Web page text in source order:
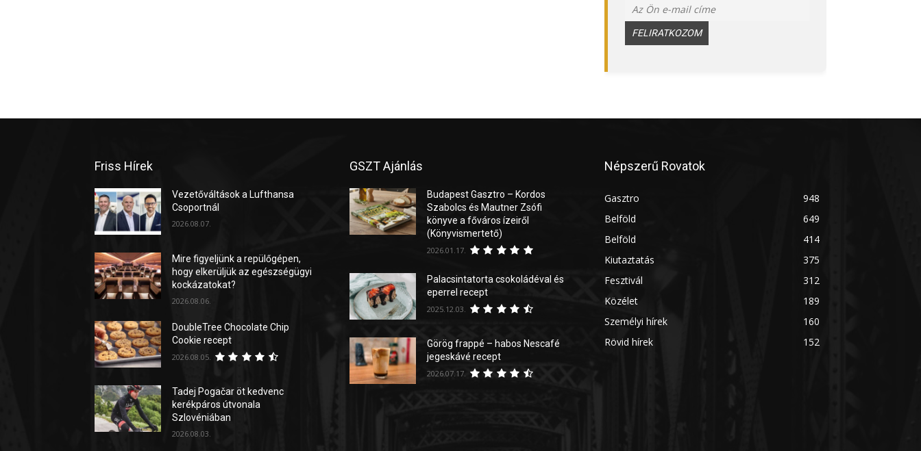
Friss Hírek
Vezetőváltások a Lufthansa
Csoportnál
2026.08.07.
Mire figyeljünk a repülőgépen,
hogy elkerüljük az egészségügyi
kockázatokat?
2026.08.06.
DoubleTree Chocolate Chip
Cookie recept
2026.08.05.
Tadej Pogačar öt kedvenc
kerékpáros útvonala
Szlovéniában
2026.08.03.
GSZT Ajánlás
Budapest Gasztro – Kordos
Szabolcs és Mautner Zsófi
könyve a főváros ízeiről
(Könyvismertető)
2026.01.17.
Palacsintatorta csokoládéval és
eperrel recept
2025.12.03.
Görög frappé – habos Nescafé
jegeskávé recept
2026.07.17.
Népszerű Rovatok
Gasztro
948
Belföld
649
Belföld
414
Kiutaztatás
375
Fesztivál
312
Közélet
189
Személyi hírek
160
Rövid hírek
152